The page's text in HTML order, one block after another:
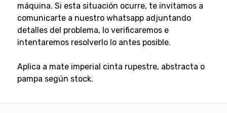
máquina. Si esta situación ocurre, te invitamos a
comunicarte a nuestro whatsapp adjuntando
detalles del problema, lo verificaremos e
intentaremos resolverlo lo antes posible.
Aplica a mate imperial cinta rupestre, abstracta o
pampa según stock.